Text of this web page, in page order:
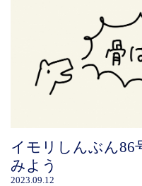
イモリしんぶん
みよう
2023.09.12